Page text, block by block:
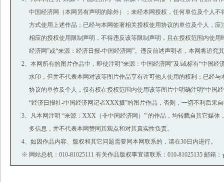
中国经济网（本网另有声明的除外）；未经本网授权，任何单位及个人不
方式使用上述作品；已经与本网签署相关授权使用协议的单位及个人，应
相应的授权使用限制声明，不得违反该等限制声明，且在授权范围内使用
经济网”或“来源：经济日报-中国经济网”。违反前述声明者，本网将追究
2、本网所有的图片作品中，即使注明“来源：中国经济网”及/或标有“中国经
水印，但并不代表本网对该等图片作品享有许可他人使用的权利；已经与
协议的单位及个人，仅有权在授权范围内使用该等图片中明确注明“中国
“经济日报社-中国经济网记者XXX摄”的图片作品，否则，一切不利后果
3、凡本网注明 “来源：XXX（非中国经济网）” 的作品，均转载自其它媒体
多信息，并不代表本网赞同其观点和对其真实性负责。
4、如因作品内容、版权和其它问题需要同本网联系的，请在30日内进行。
※ 网站总机：010-81025111 有关作品版权事宜请联系：010-81025135 邮箱：